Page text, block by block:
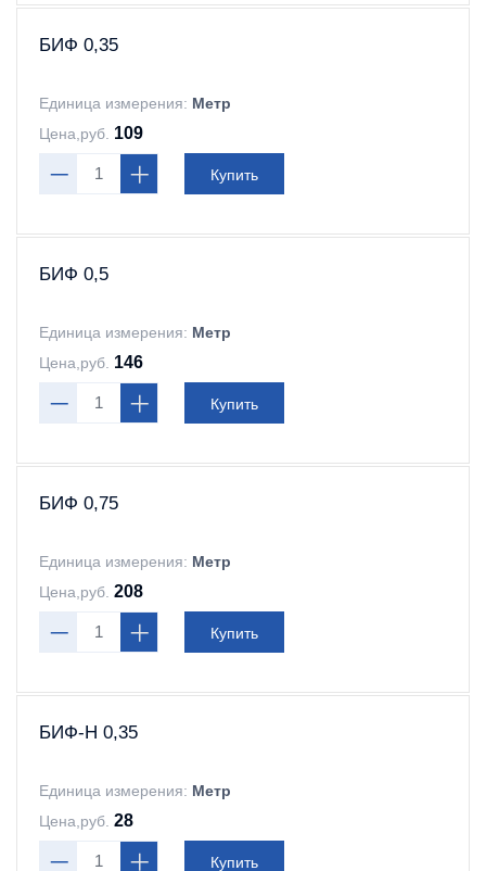
БИФ 0,35
Единица измерения: Метр
Цена,руб. 109
Купить
БИФ 0,5
Единица измерения: Метр
Цена,руб. 146
Купить
БИФ 0,75
Единица измерения: Метр
Цена,руб. 208
Купить
БИФ-Н 0,35
Единица измерения: Метр
Цена,руб. 28
Купить